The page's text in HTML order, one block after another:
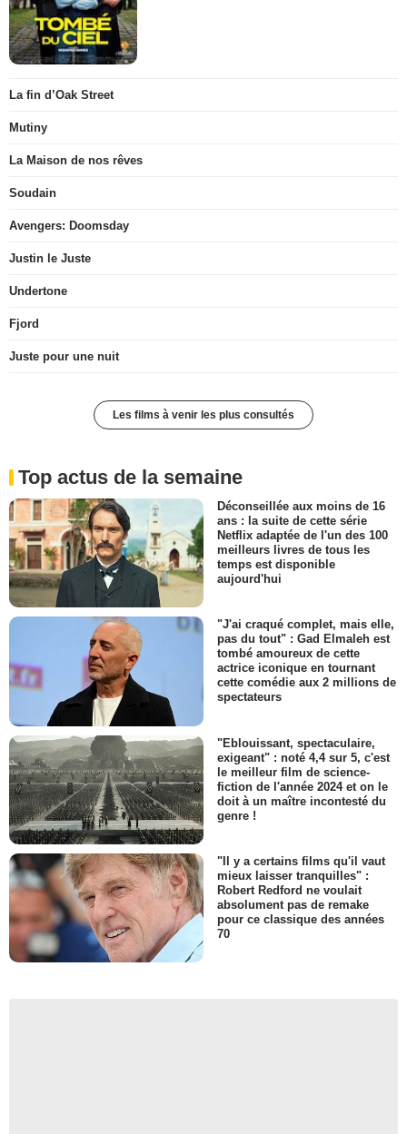
La fin d’Oak Street
Mutiny
La Maison de nos rêves
Soudain
Avengers: Doomsday
Justin le Juste
Undertone
Fjord
Juste pour une nuit
Les films à venir les plus consultés
Top actus de la semaine
Déconseillée aux moins de 16
ans : la suite de cette série
Netflix adaptée de l'un des 100
meilleurs livres de tous les
temps est disponible
aujourd'hui
"J'ai craqué complet, mais elle,
pas du tout" : Gad Elmaleh est
tombé amoureux de cette
actrice iconique en tournant
cette comédie aux 2 millions de
spectateurs
"Eblouissant, spectaculaire,
exigeant" : noté 4,4 sur 5, c'est
le meilleur film de science-
fiction de l'année 2024 et on le
doit à un maître incontesté du
genre !
"Il y a certains films qu'il vaut
mieux laisser tranquilles" :
Robert Redford ne voulait
absolument pas de remake
pour ce classique des années
70